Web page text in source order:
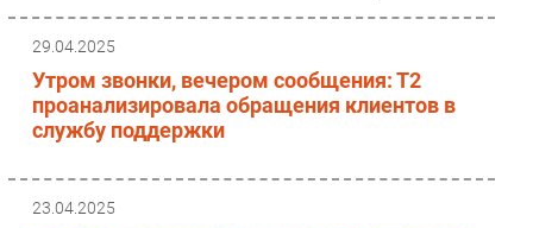
Оборудование
ПО
Outsourcing
Кадры
29.04.2025
Утром звонки, вечером сообщения: Т2
проанализировала обращения клиентов в
службу поддержки
23.04.2025